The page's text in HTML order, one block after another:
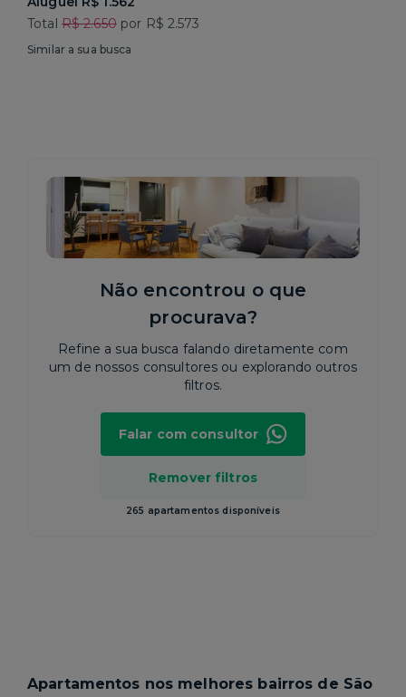
Total R$ 2.650por R$ 2.573
Similar a sua busca
Não encontrou o que
procurava?
Refine a sua busca falando diretamente com
um de nossos consultores ou explorando outros
filtros.
Remover filtros
265 apartamentos disponíveis
Falar com consultor
Apartamentos nos melhores bairros de São